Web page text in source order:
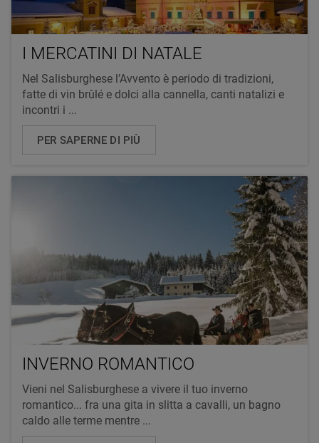
I MERCATINI DI NATALE
Nel Salisburghese l’Avvento è periodo di tradizioni,
fatte di vin brûlé e dolci alla cannella, canti natalizi e
incontri i ...
PER SAPERNE DI PIÙ
INVERNO ROMANTICO
Vieni nel Salisburghese a vivere il tuo inverno
romantico... fra una gita in slitta a cavalli, un bagno
caldo alle terme mentre ...